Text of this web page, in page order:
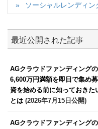
ソーシャルレンディ
最近公開された記事
AGクラウドファンディング
6,600万円満額を即日で集め
資を始める前に知っておき
とは (2026年7月15日公開)
AGクラウドファンディング